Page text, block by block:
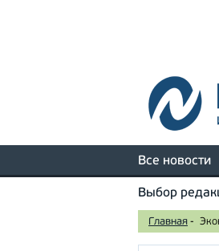
Все новости
Выбор
Главная -